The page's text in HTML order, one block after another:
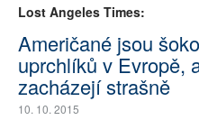
Lost Angeles Times:
Američané jsou
uprchlíků v Evropě,
zacházejí strašně
10. 10. 2015